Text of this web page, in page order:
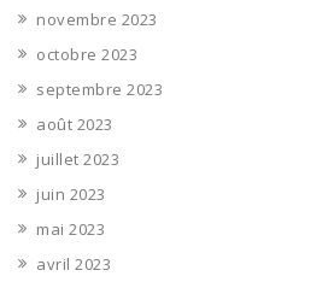
novembre 2023
octobre 2023
septembre 2023
août 2023
juillet 2023
juin 2023
mai 2023
avril 2023